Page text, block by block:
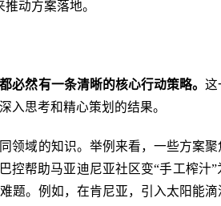
动方案落地。
必然有一条清晰的核心行动策略。 这
入思考和精心策划的结果。
领域的知识。举例来看，一些方案
控帮助马亚迪尼亚社区变“手工榨
题。例如，在肯尼亚，引入太阳能